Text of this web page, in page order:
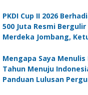
PKDI Cup II 2026
500 Juta Resmi
Merdeka Jombang,
Komunikasi Kades
Desa
Mengapa Saya Menulis
Tahun Menuju
Panduan Lulusan